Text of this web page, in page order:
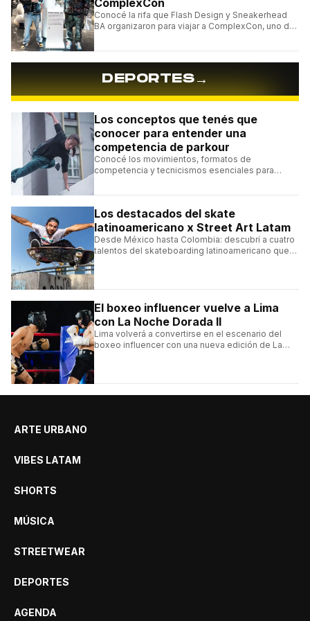
Conocé la rifa que Flash Design y Sneakerhead
BA organizaron para viajar a ComplexCon, uno de
DEPORTES→
Los conceptos que tenés que
conocer para entender una
competencia de parkour
Conocé los movimientos, formatos de
competencia y tecnicismos esenciales para
Los destacados del skate
latinoamericano x Street Art Latam
Desde México hasta Colombia: descubrí a cuatro
talentos del skateboarding latinoamericano que
El boxeo influencer vuelve a Lima
con La Noche Dorada II
Lima volverá a convertirse en el escenario del
boxeo influencer con una nueva edición de La
ARTE URBANO
VIBES LATAM
SHORTS
MÚSICA
STREETWEAR
DEPORTES
AGENDA